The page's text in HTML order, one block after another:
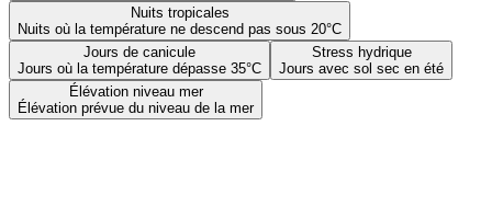
Nuits tropicales
Nuits où la température ne descend pas sous 20°C
Jours de canicule
Jours où la température dépasse 35°C
Stress hydrique
Jours avec sol sec en été
Élévation niveau mer
Élévation prévue du niveau de la mer